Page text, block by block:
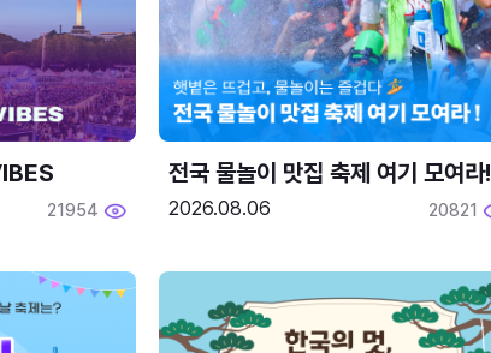
21954
전국 물놀이 맛집 축제 여기 모여라!
2026.08.06 20821